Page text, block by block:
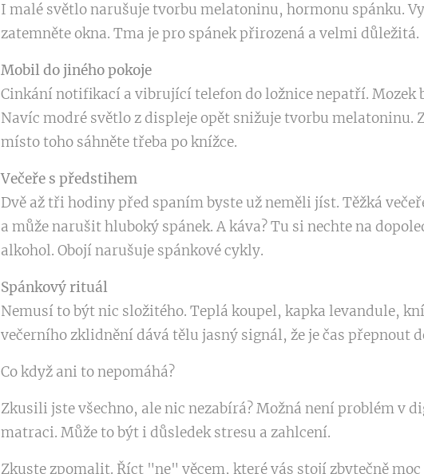
I malé světlo narušuje tvorbu melatoninu, hormonu spánku.
zatemněte okna. Tma je pro spánek přirozená a velmi důležitá.
Mobil do jiného pokoje
Cinkání notifikací a vibrující telefon do ložnice nepatří. Mozek
Navíc modré světlo z displeje opět snižuje tvorbu melatoninu.
místo toho sáhněte třeba po knížce.
Večeře s předstihem
Dvě až tři hodiny před spaním byste už neměli jíst. Těžká
a může narušit hluboký spánek. A káva? Tu si nechte na
alkohol. Obojí narušuje spánkové cykly.
Spánkový rituál
Nemusí to být nic složitého. Teplá koupel, kapka levandule,
večerního zklidnění dává tělu jasný signál, že je čas přepnout
Co když ani to nepomáhá?
Zkusili jste všechno, ale nic nezabírá? Možná není problém v
matraci. Může to být i důsledek stresu a zahlcení.
Zkuste zpomalit. Říct "ne" věcem, které vás stojí zbytečně